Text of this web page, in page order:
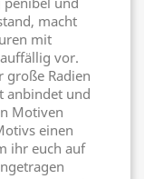
macht
mit
vor.
große Radien
anbindet und
Motiven
einen
ihr euch auf